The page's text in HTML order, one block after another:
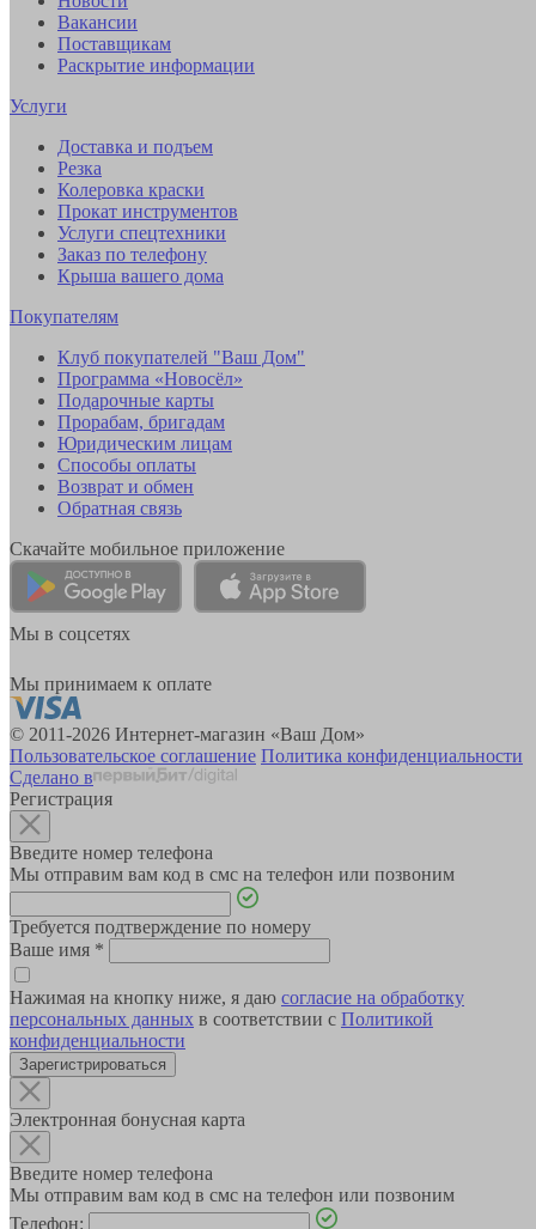
Вакансии
Поставщикам
Раскрытие информации
Услуги
Доставка и подъем
Резка
Колеровка краски
Прокат инструментов
Услуги спецтехники
Заказ по телефону
Крыша вашего дома
Покупателям
Клуб покупателей "Ваш Дом"
Программа «Новосёл»
Подарочные карты
Прорабам, бригадам
Юридическим лицам
Способы оплаты
Возврат и обмен
Обратная связь
Скачайте мобильное приложение
Мы в соцсетях
Мы принимаем к оплате
© 2011-2026 Интернет-магазин «Ваш Дом»
Пользовательское соглашение Политика конфиденциальности
Сделано в
Регистрация
Введите номер телефона
Мы отправим вам код в смс на телефон или позвоним
Требуется подтверждение по номеру
Ваше имя *
Нажимая на кнопку ниже, я даю согласие на обработку
персональных данных в соответствии с Политикой
конфиденциальности
Зарегистрироваться
Электронная бонусная карта
Введите номер телефона
Мы отправим вам код в смс на телефон или позвоним
Телефон: